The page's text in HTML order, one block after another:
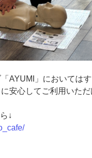
AYUMI」においては
安心してご利用いた
↓